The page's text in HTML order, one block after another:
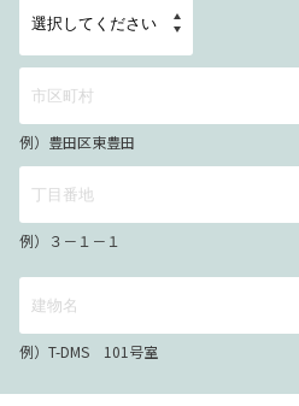
例）豊田区東豊田
例）３－１－１
例）T-DMS 101号室